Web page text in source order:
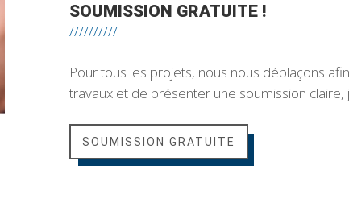
SOUMISSION GRATUITE !
//////////
Pour tous les projets, nous nous déplaçons
travaux et de présenter une soumission claire,
SOUMISSION GRATUITE